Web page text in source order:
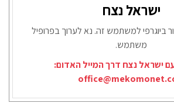
ישראל נצח
ביוגרפי למשתמש זה. נא לערוך בפרופיל
משתמש.
ישראל נצח דרך המייל האדום: